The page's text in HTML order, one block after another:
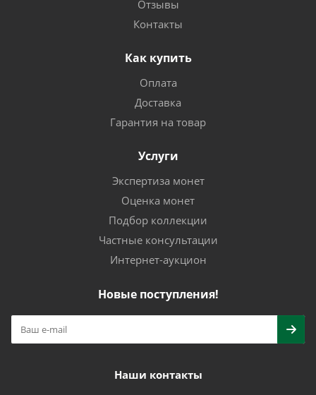
Отзывы
Контакты
Как купить
Оплата
Доставка
Гарантия на товар
Услуги
Экспертиза монет
Оценка монет
Подбор коллекции
Частные консультации
Интернет-аукцион
Новые поступления!
Наши контакты